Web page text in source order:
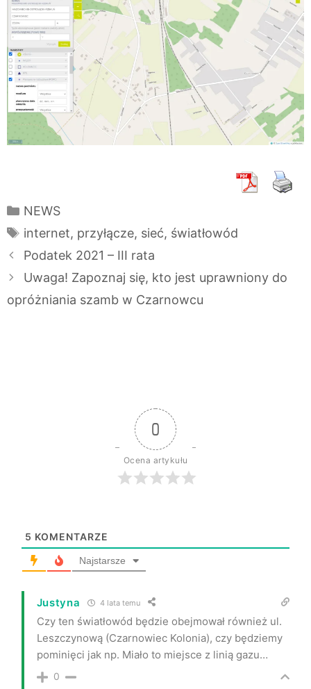
Kategorie
NEWS
Tagi
internet, przyłącze, sieć, światłowód
Podatek 2021 – III rata
Uwaga! Zapoznaj się, kto jest uprawniony do
opróżniania szamb w Czarnowcu
0
Ocena artykułu
5 KOMENTARZE
Najstarsze
Justyna 4 lata temu
Czy ten światłowód będzie obejmował również ul.
Leszczynową (Czarnowiec Kolonia), czy będziemy
pominięci jak np. Miało to miejsce z linią gazu…
0